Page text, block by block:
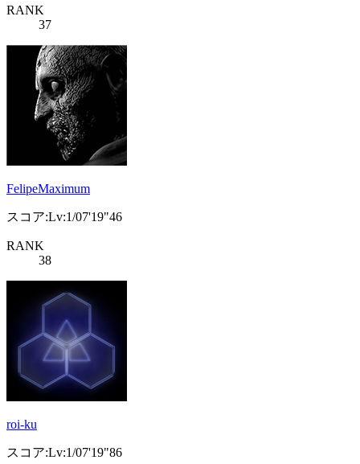
RANK
37
FelipeMaximum
スコア:Lv:1/07'19"46
RANK
38
roi-ku
スコア:Lv:1/07'19"86